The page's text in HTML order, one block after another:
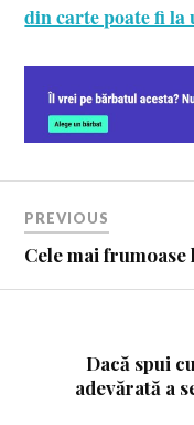
din carte poate fi
PREVIOUS
Cele mai
Dacă spui
adevărată a